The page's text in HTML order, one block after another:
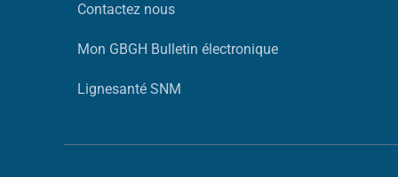
Contactez nous
Mon GBGH Bulletin électronique
Lignesanté SNM